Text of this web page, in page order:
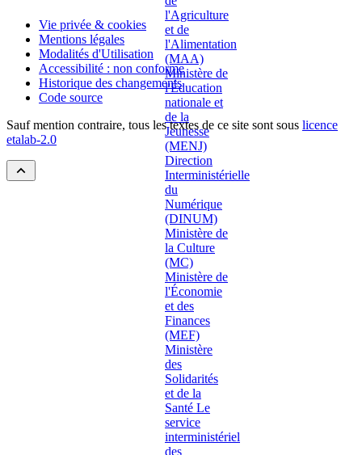
Vie privée & cookies
Mentions légales
Modalités d'Utilisation
Accessibilité : non conforme
Historique des changements
Code source
Sauf mention contraire, tous les textes de ce site sont sous licence
etalab-2.0